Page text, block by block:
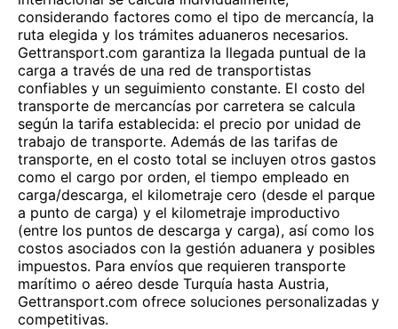
considerando factores como el tipo de mercancía, la
ruta elegida y los trámites aduaneros necesarios.
Gettransport.com garantiza la llegada puntual de la
carga a través de una red de transportistas
confiables y un seguimiento constante. El costo del
transporte de mercancías por carretera se calcula
según la tarifa establecida: el precio por unidad de
trabajo de transporte. Además de las tarifas de
transporte, en el costo total se incluyen otros gastos
como el cargo por orden, el tiempo empleado en
carga/descarga, el kilometraje cero (desde el parque
a punto de carga) y el kilometraje improductivo
(entre los puntos de descarga y carga), así como los
costos asociados con la gestión aduanera y posibles
impuestos. Para envíos que requieren transporte
marítimo o aéreo desde Turquía hasta Austria,
Gettransport.com ofrece soluciones personalizadas y
competitivas.